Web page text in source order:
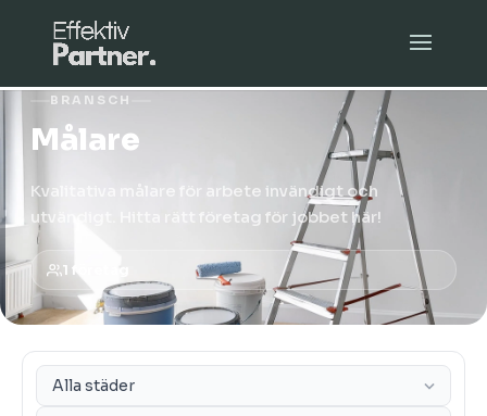
BRANSCH
Målare
Kvalitativa målare för arbete invändigt och
utvändigt. Hitta rätt företag för jobbet här!
1 företag